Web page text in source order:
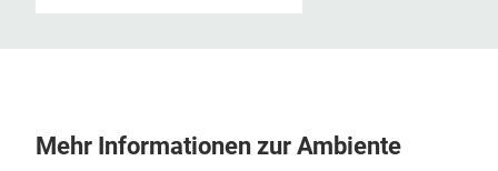
Mehr Informationen zur Ambiente